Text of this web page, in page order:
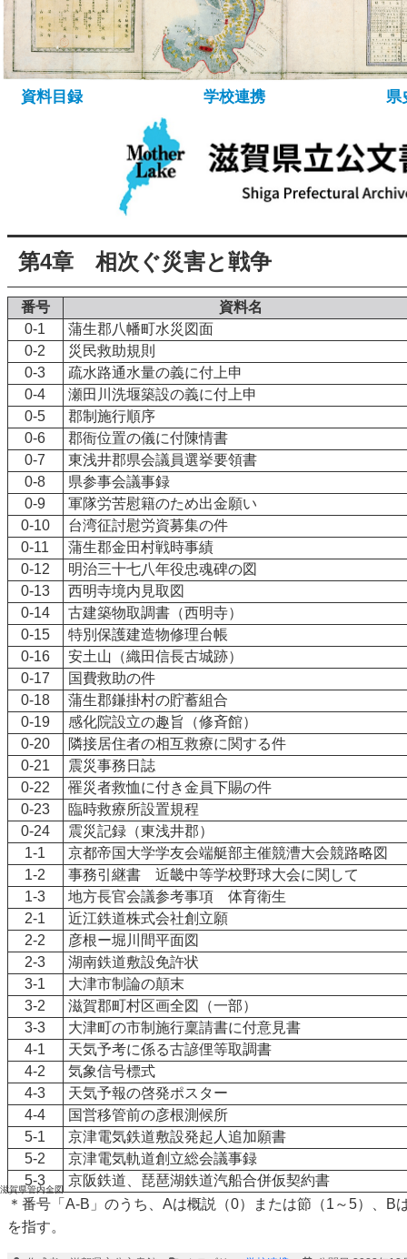
滋賀県管内全図
所蔵資料について 資料の探し方 デ
資料目録 学校連携 県
第4章 相次ぐ災害と戦争
番号
資料名
0-1
蒲生郡八幡町水災図面
0-2
災民救助規則
0-3
疏水路通水量の義に付上申
0-4
瀬田川洗堰築設の義に付上申
0-5
郡制施行順序
0-6
郡衙位置の儀に付陳情書
0-7
東浅井郡県会議員選挙要領書
0-8
県参事会議事録
0-9
軍隊労苦慰籍のため出金願い
0-10
台湾征討慰労資募集の件
0-11
蒲生郡金田村戦時事績
0-12
明治三十七八年役忠魂碑の図
0-13
西明寺境内見取図
0-14
古建築物取調書（西明寺）
0-15
特別保護建造物修理台帳
0-16
安土山（織田信長古城跡）
0-17
国費救助の件
0-18
蒲生郡鎌掛村の貯蓄組合
0-19
感化院設立の趣旨（修斉館）
0-20
隣接居住者の相互救療に関する件
0-21
震災事務日誌
0-22
罹災者救恤に付き金員下賜の件
0-23
臨時救療所設置規程
0-24
震災記録（東浅井郡）
1-1
京都帝国大学学友会端艇部主催競漕大会競路略図
1-2
事務引継書 近畿中等学校野球大会に関して
1-3
地方長官会議参考事項 体育衛生
2-1
近江鉄道株式会社創立願
2-2
彦根ー堀川間平面図
2-3
湖南鉄道敷設免許状
3-1
大津市制論の顛末
3-2
滋賀郡町村区画全図（一部）
3-3
大津町の市制施行稟請書に付意見書
4-1
天気予考に係る古諺俚等取調書
4-2
気象信号標式
4-3
天気予報の啓発ポスター
4-4
国営移管前の彦根測候所
5-1
京津電気鉄道敷設発起人追加願書
5-2
京津電気軌道創立総会議事録
5-3
京阪鉄道、琵琶湖鉄道汽船合併仮契約書
＊番号「A-B」のうち、Aは概説（0）または節（1～5）、B
を指す。